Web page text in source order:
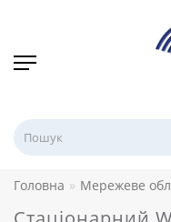
Головна Мережеве